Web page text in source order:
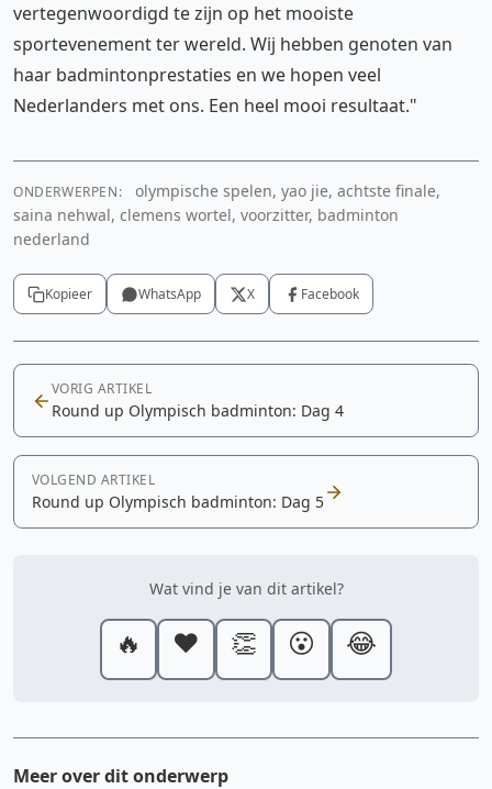
vertegenwoordigd te zijn op het mooiste
sportevenement ter wereld. Wij hebben genoten van
haar badmintonprestaties en we hopen veel
Nederlanders met ons. Een heel mooi resultaat."
ONDERWERPEN:
olympische spelen, yao jie, achtste finale,
saina nehwal, clemens wortel, voorzitter, badminton
nederland
Kopieer WhatsApp X Facebook
VORIG ARTIKEL
Round up Olympisch badminton: Dag 4
VOLGEND ARTIKEL
Round up Olympisch badminton: Dag 5
Wat vind je van dit artikel?
🔥 ❤️ 👏 😮 😂
Meer over dit onderwerp